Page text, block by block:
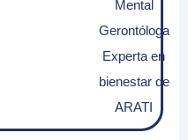
Mental
Gerontóloga
Experta en
bienestar de
ARATI